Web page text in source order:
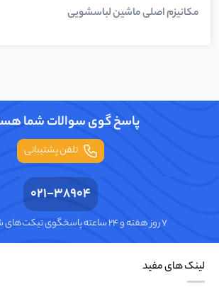
مکانیزم اصلی ماشین لباسشویی
پاسخ گوی سوالات شما
تلفن پشتیبانی
021-38904
۷ روز هفته و ۲۴ ساعته پاسخگوی تیکت‌های شما هستیم.
لینک های مفید